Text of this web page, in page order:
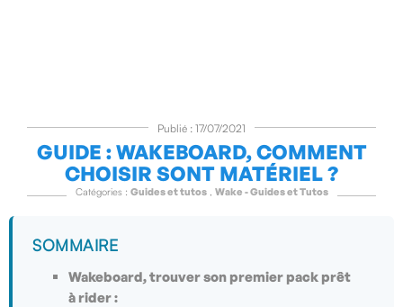
Publié : 17/07/2021
GUIDE : WAKEBOARD, COMMENT
CHOISIR SONT MATÉRIEL ?
Catégories : Guides et tutos, Wake - Guides et Tutos
SOMMAIRE
Wakeboard, trouver son premier pack prêt
à rider :